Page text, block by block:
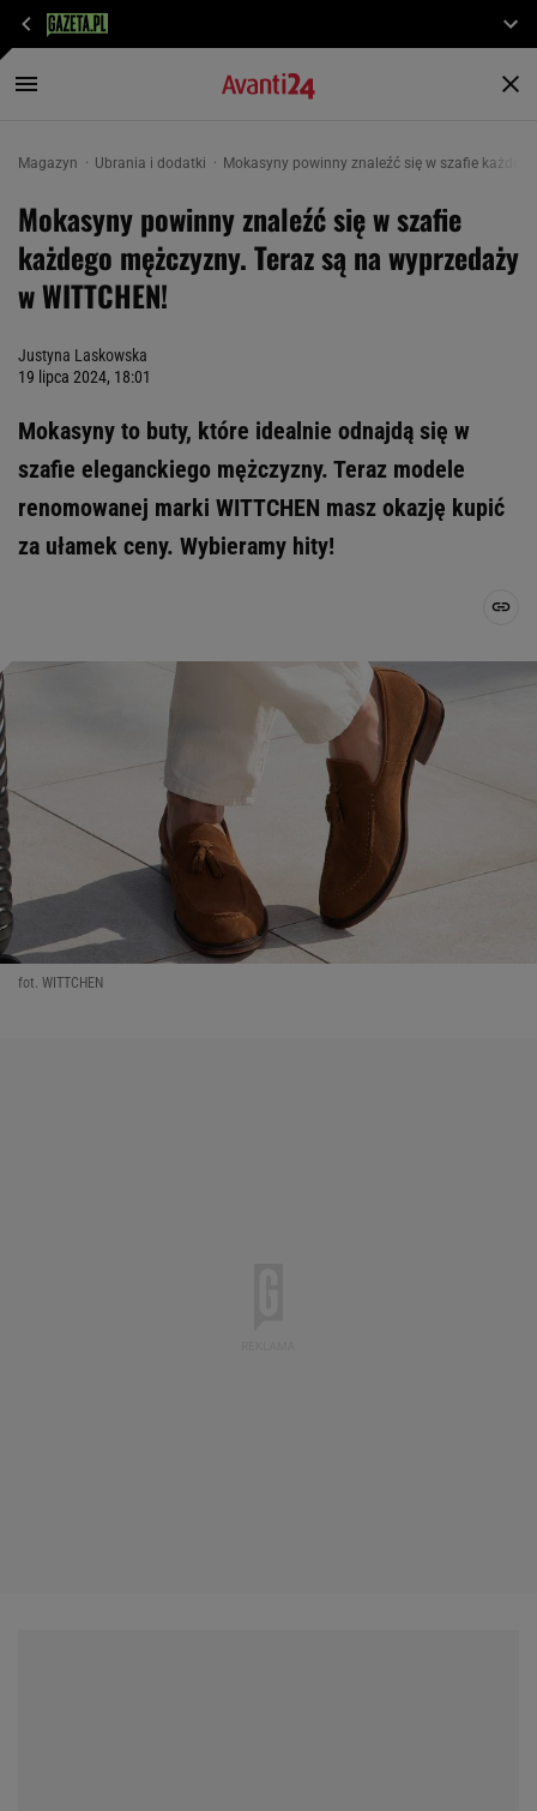
Magazyn Ubrania i dodatki Mokasyny powinny znaleźć się w szafie
Mokasyny powinny znaleźć się w szafie
każdego mężczyzny. Teraz są na wyprzedaży
w WITTCHEN!
Justyna Laskowska
19 lipca 2024, 18:01
Mokasyny to buty, które idealnie odnajdą się w
szafie eleganckiego mężczyzny. Teraz modele
renomowanej marki WITTCHEN masz okazję kupić
za ułamek ceny. Wybieramy hity!
fot. WITTCHEN